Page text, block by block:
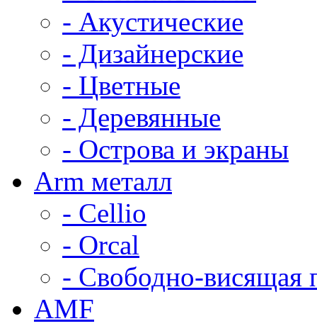
- Акустические
- Дизайнерские
- Цветные
- Деревянные
- Острова и экраны
Arm металл
- Cellio
- Orcal
- Свободно-висящая
AMF